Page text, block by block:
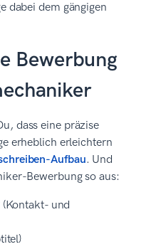
dabei dem gängigen
Bewerbung
dass eine präzise
erheblich erleichtern
Aufbau. Und
Bewerbung so aus:
(Kontakt- und